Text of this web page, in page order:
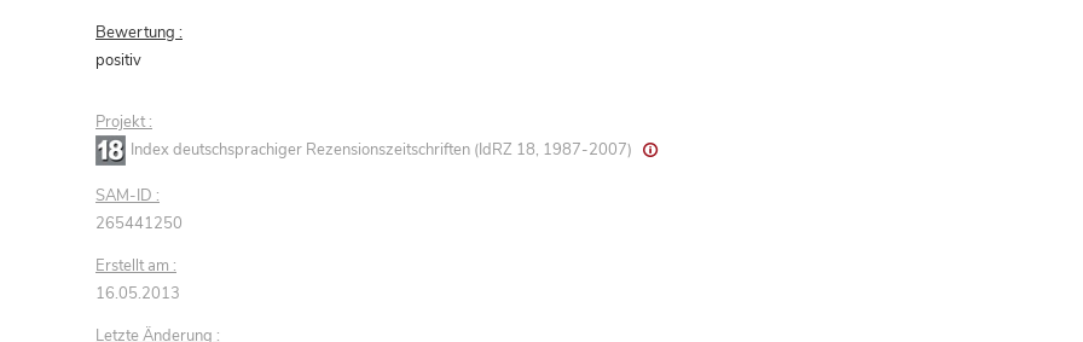
Bewertung :
positiv
Projekt :
Index deutschsprachiger Rezensionszeitschriften (IdRZ 18, 1987-2007)
SAM-ID :
265441250
Erstellt am :
16.05.2013
Letzte Änderung :